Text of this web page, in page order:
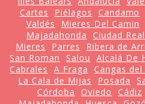
Cartes
Piélagos Candamo
Valdés
Mieres Del Camin
Majadahonda
Ciudad Real
Mieres
Parres Ribera de
San Roman
Salou Alcalá De
Cabrales
A Fraga Cangas
La Cala de Mijas
Posada
Córdoba
Oviedo Cádiz